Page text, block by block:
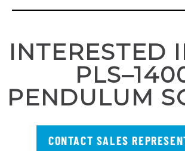
INTERESTED
PENDULUM
CONTACT SALES